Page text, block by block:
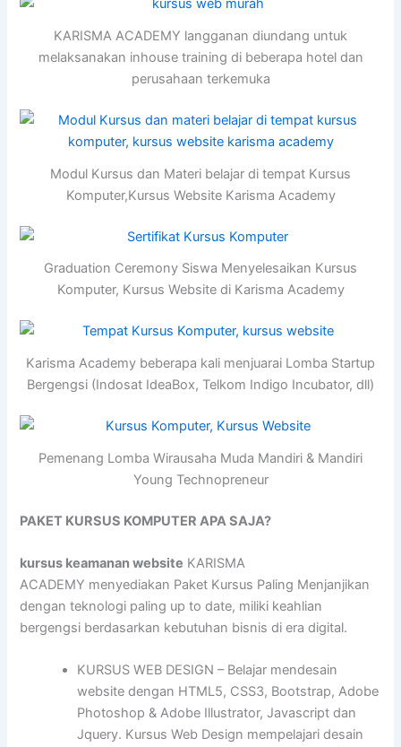
KARISMA ACADEMY langganan diundang untuk
melaksanakan inhouse training di beberapa hotel dan
perusahaan terkemuka
Modul Kursus dan Materi belajar di tempat Kursus
Komputer,Kursus Website Karisma Academy
Graduation Ceremony Siswa Menyelesaikan Kursus
Komputer, Kursus Website di Karisma Academy
Karisma Academy beberapa kali menjuarai Lomba Startup
Bergengsi (Indosat IdeaBox, Telkom Indigo Incubator, dll)
Pemenang Lomba Wirausaha Muda Mandiri & Mandiri
Young Technopreneur
PAKET KURSUS KOMPUTER APA SAJA?
kursus keamanan website KARISMA
ACADEMY menyediakan Paket Kursus Paling Menjanjikan
dengan teknologi paling up to date, miliki keahlian
bergengsi berdasarkan kebutuhan bisnis di era digital.
KURSUS WEB DESIGN – Belajar mendesain
website dengan HTML5, CSS3, Bootstrap, Adobe
Photoshop & Adobe Illustrator, Javascript dan
Jquery. Kursus Web Design mempelajari desain